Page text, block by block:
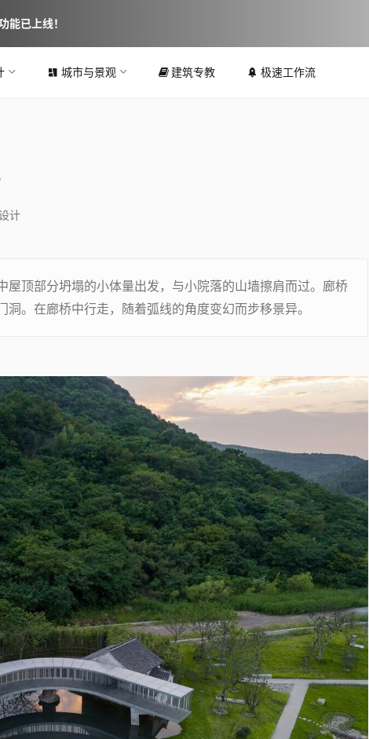
城市与景观 建筑专教 极速工作流
计
顶部分坍塌的小体量出发，与小院落的山墙擦肩而过。廊桥
。在廊桥中行走，随着弧线的角度变幻而步移景异。
能已上线！